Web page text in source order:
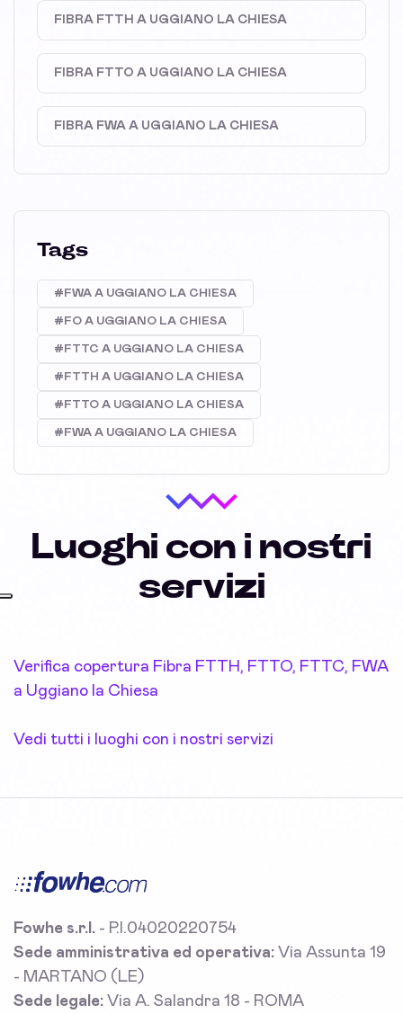
FIBRA FTTH A UGGIANO LA CHIESA
FIBRA FTTO A UGGIANO LA CHIESA
FIBRA FWA A UGGIANO LA CHIESA
Tags
#FWA A UGGIANO LA CHIESA
#FO A UGGIANO LA CHIESA
#FTTC A UGGIANO LA CHIESA
#FTTH A UGGIANO LA CHIESA
#FTTO A UGGIANO LA CHIESA
#FWA A UGGIANO LA CHIESA
Luoghi con i nostri
servizi
Verifica copertura Fibra FTTH, FTTO, FTTC, FWA
a Uggiano la Chiesa
Vedi tutti i luoghi con i nostri servizi
Fowhe s.r.l. - P.I.04020220754
Sede amministrativa ed operativa: Via Assunta 19
- MARTANO (LE)
Sede legale: Via A. Salandra 18 - ROMA